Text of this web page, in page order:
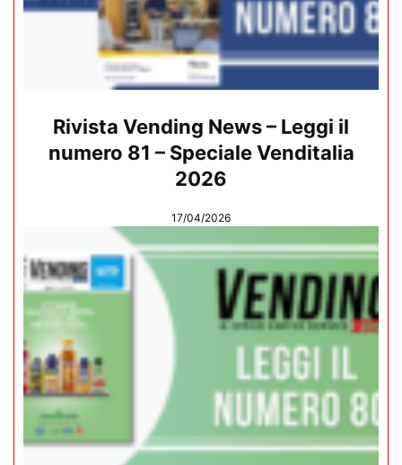
Rivista Vending News – Leggi il
numero 81 – Speciale Venditalia
2026
17/04/2026